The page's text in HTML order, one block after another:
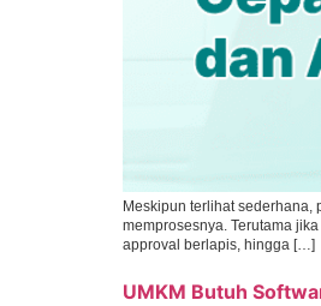
Meskipun terlihat
memprosesnya. Terutama
approval berlapis, hingga […]
UMKM Butuh